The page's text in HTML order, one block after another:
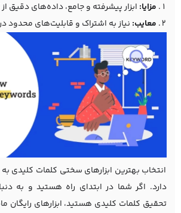
مزایا: ابزار پیشرفته و جامع، داده‌های دقیق
معایب: نیاز به اشتراک و قابلیت‌های محدود
انتخاب بهترین ابزارهای سختی کلمات کلیدی
دارد. اگر شما در ابتدای راه هستید و به